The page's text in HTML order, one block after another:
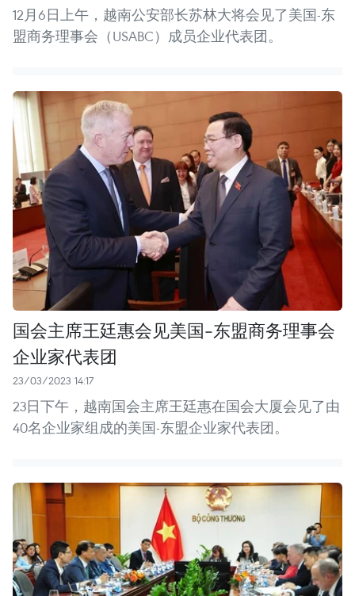
12月6日上午，越南公安部长苏林大将会见了美国-东
盟商务理事会（USABC）成员企业代表团。
国会主席王廷惠会见美国-东盟商务理事会
企业家代表团
23/03/2023 14:17
23日下午，越南国会主席王廷惠在国会大厦会见了由
40名企业家组成的美国-东盟企业家代表团。